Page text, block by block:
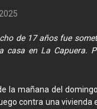
de 17 años fue
casa en La Capuera.
la mañana del
contra una vivienda